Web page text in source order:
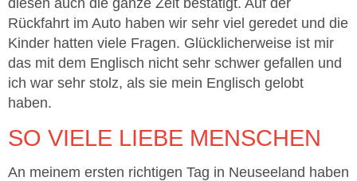
Rückfahrt im Auto haben wir sehr viel geredet und die
Kinder hatten viele Fragen. Glücklicherweise ist mir
das mit dem Englisch nicht sehr schwer gefallen und
ich war sehr stolz, als sie mein Englisch gelobt
haben.
SO VIELE LIEBE MENSCHEN
An meinem ersten richtigen Tag in Neuseeland haben